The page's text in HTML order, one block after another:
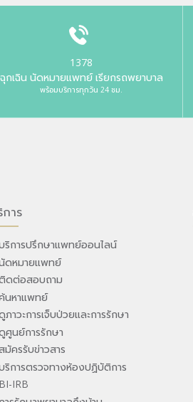
1378
ฉุกเฉิน นัดหมายแพทย์ เรียกรถพยาบาล
พร้อมบริการทุกวัน 24 ชม.
การ
ริการปรึกษาแพทย์ออนไลน์
ดหมายแพทย์
ดต่อสอบถาม
นหาแพทย์
ภาวะการเจ็บป่วยและการรักษา
ศูนย์การรักษา
มัครรับข่าวสาร
ริการตรวจทางห้องปฏิบัติการ
BI-IRB